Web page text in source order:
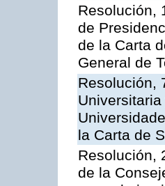
Resolución,
de
de la Carta
General de
Resolución,
la Carta de
Resolución,
de la